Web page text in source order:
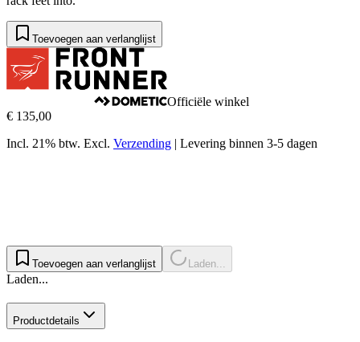
Toevoegen aan verlanglijst
Officiële winkel
€ 135,00
Incl. 21% btw. Excl. Verzending | Levering binnen 3-5 dagen
Toevoegen aan verlanglijst Laden...
Laden...
Productdetails